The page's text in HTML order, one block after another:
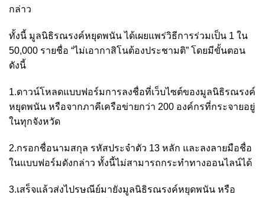
กล่าว
ทั้งนี้ มูลนิธิรณรงค์หยุดพนัน ได้เผยแพร่วิธีการร่วมเป็น 1 ใน
50,000 รายชื่อ “ไม่เอากาสิโนต้องประชามติ” โดยมีขั้นตอน
ดังนี้
1.ดาวน์โหลดแบบฟอร์มการลงชื่อที่เว็บไซต์ของมูลนิธิรณรงค์
หยุดพนัน หรือจากภาคีเครือข่ายกว่า 200 องค์กรที่กระจายอยู่
ในทุกจังหวัด
2.กรอกชื่อนามสกุล รหัสประจำตัว 13 หลัก และลงลายมือชื่อ
ในแบบฟอร์มดังกล่าว ทั้งนี้ไม่สามารถกระทำทางออนไลน์ได้
3.เสร็จแล้วส่งไปรษณีย์มายังมูลนิธิรณรงค์หยุดพนัน หรือ